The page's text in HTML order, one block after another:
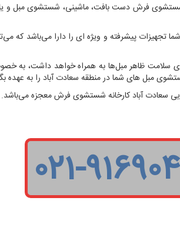
برای شستشوی فرش دست بافت، ماشینی، شستشوی
پیشرفته و ویژه ای را دارا می‌باشد که
سلامت ظاهر مبل‌ها به همراه خواهد داشت، به
مبل های شما در منطقه سعادت آباد را به عهده
سعادت آباد کارخانه شستشوی فرش معجزه می‌باشد.
۹۱۶۹۰۴۴۸